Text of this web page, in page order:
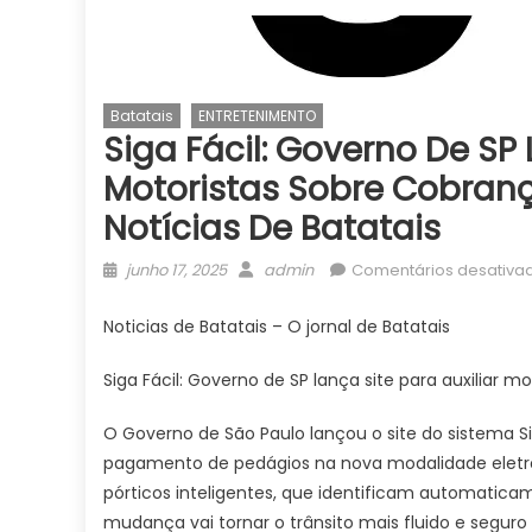
Batatais ENTRETENIMENTO
Siga Fácil: Governo De
Motoristas Sobre
Notícias De Batatais
Posted
junho 17, 2025 Author
admin Comentários
Noticias de Batatais – O jornal de Batatais
Siga Fácil: Governo de SP lança site para auxiliar
O Governo de São Paulo lançou o site do sistema
pagamento de pedágios na nova modalidade
pórticos inteligentes, que identificam
mudança vai tornar o trânsito mais fluido e